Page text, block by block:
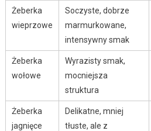
Żeberka
wieprzowe
Soczyste, dobrze
marmurkowane,
intensywny smak
Żeberka
wołowe
Wyrazisty smak,
mocniejsza
struktura
Żeberka
jagnięce
Delikatne, mniej
tłuste, ale z